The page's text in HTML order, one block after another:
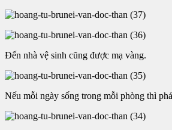
Đến nhà vệ sinh cũng được mạ vàng.
Nếu mỗi ngày sống trong mỗi phòng thì